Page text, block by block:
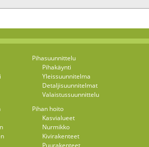
Pihasuunnittelu
Pihakäynti
Yleissuunnitelma
Detaljisuunnitelmat
Valaistussuunnittelu
Pihan hoito
Kasvialueet
Nurmikko
Kivirakenteet
Puurakenteet